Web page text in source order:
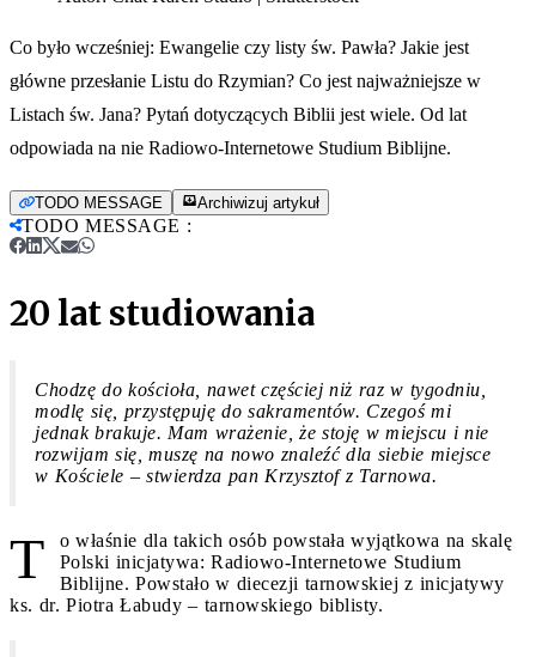
Co było wcześniej: Ewangelie czy listy św. Pawła? Jakie jest
główne przesłanie Listu do Rzymian? Co jest najważniejsze w
Listach św. Jana? Pytań dotyczących Biblii jest wiele. Od lat
odpowiada na nie Radiowo-Internetowe Studium Biblijne.
TODO MESSAGE Archiwizuj artykuł
TODO MESSAGE :
20 lat studiowania
Chodzę do kościoła, nawet częściej niż raz w tygodniu,
modlę się, przystępuję do sakramentów. Czegoś mi
jednak brakuje. Mam wrażenie, że stoję w miejscu i nie
rozwijam się, muszę na nowo znaleźć dla siebie miejsce
w Kościele – stwierdza pan Krzysztof z Tarnowa.
T
o właśnie dla takich osób powstała wyjątkowa na skalę
Polski inicjatywa: Radiowo-Internetowe Studium
Biblijne. Powstało w diecezji tarnowskiej z inicjatywy
ks. dr. Piotra Łabudy – tarnowskiego biblisty.